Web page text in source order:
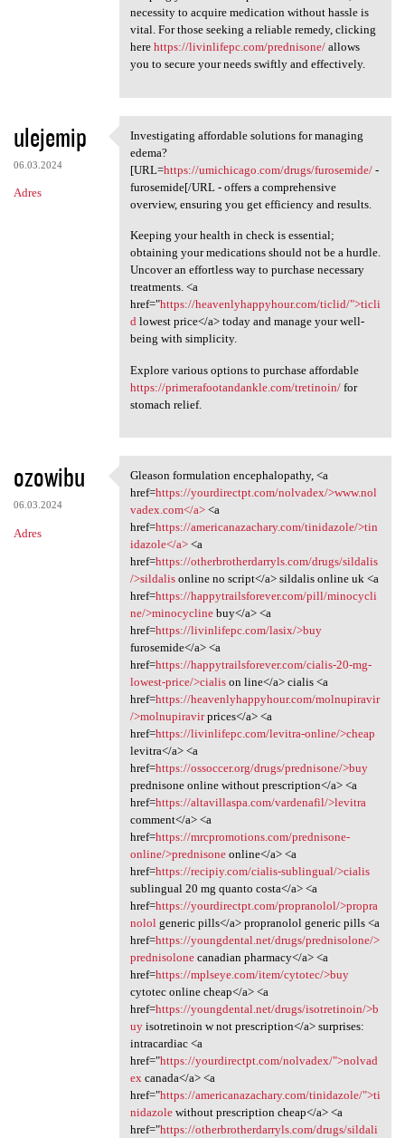
necessity to acquire medication without hassle is
vital. For those seeking a reliable remedy, clicking
here https://livinlifepc.com/prednisone/allows
you to secure your needs swiftly and effectively.
ulejemip
06.03.2024
Adres
Investigating affordable
Investigating affordable solutions for managing
edema?
[URL=https://umichicago.com/drugs/furosemide/-
furosemide[/URL - offers a comprehensive
overview, ensuring you get efficiency and results.
Keeping your health in check is essential;
obtaining your medications should not be a hurdle.
Uncover an effortless way to purchase necessary
treatments. <a
href="https://heavenlyhappyhour.com/ticlid/">ticli
dlowest price</a> today and manage your well-
being with simplicity.
Explore various options to purchase affordable
https://primerafootandankle.com/tretinoin/for
stomach relief.
ozowibu
06.03.2024
Adres
Gleason formulation
Gleason formulation encephalopathy, <a
href=https://yourdirectpt.com/nolvadex/>www.nol
vadex.com</a><a
href=https://americanazachary.com/tinidazole/>tin
idazole</a><a
href=https://otherbrotherdarryls.com/drugs/sildalis
/>sildalisonline no script</a> sildalis online uk <a
href=https://happytrailsforever.com/pill/minocycli
ne/>minocyclinebuy</a> <a
href=https://livinlifepc.com/lasix/>buy
furosemide</a> <a
href=https://happytrailsforever.com/cialis-20-mg-
lowest-price/>cialison line</a> cialis <a
href=https://heavenlyhappyhour.com/molnupiravir
/>molnupiravirprices</a> <a
href=https://livinlifepc.com/levitra-online/>cheap
levitra</a> <a
href=https://ossoccer.org/drugs/prednisone/>buy
prednisone online without prescription</a> <a
href=https://altavillaspa.com/vardenafil/>levitra
comment</a> <a
href=https://mrcpromotions.com/prednisone-
online/>prednisoneonline</a> <a
href=https://recipiy.com/cialis-sublingual/>cialis
sublingual 20 mg quanto costa</a> <a
href=https://yourdirectpt.com/propranolol/>propra
nololgeneric pills</a> propranolol generic pills <a
href=https://youngdental.net/drugs/prednisolone/>
prednisolonecanadian pharmacy</a> <a
href=https://mplseye.com/item/cytotec/>buy
cytotec online cheap</a> <a
href=https://youngdental.net/drugs/isotretinoin/>b
uyisotretinoin w not prescription</a> surprises:
intracardiac <a
href="https://yourdirectpt.com/nolvadex/">nolvad
excanada</a> <a
href="https://americanazachary.com/tinidazole/">ti
nidazolewithout prescription cheap</a> <a
href="https://otherbrotherdarryls.com/drugs/sildali